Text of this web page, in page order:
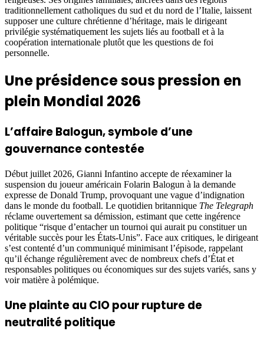
traditionnellement catholiques du sud et du nord de l’Italie, laissent
supposer une culture chrétienne d’héritage, mais le dirigeant
privilégie systématiquement les sujets liés au football et à la
coopération internationale plutôt que les questions de foi
personnelle.
Une présidence sous pression en
plein Mondial 2026
L’affaire Balogun, symbole d’une
gouvernance contestée
Début juillet 2026, Gianni Infantino accepte de réexaminer la
suspension du joueur américain Folarin Balogun à la demande
expresse de Donald Trump, provoquant une vague d’indignation
dans le monde du football. Le quotidien britannique The Telegraph
réclame ouvertement sa démission, estimant que cette ingérence
politique “risque d’entacher un tournoi qui aurait pu constituer un
véritable succès pour les États-Unis”. Face aux critiques, le dirigeant
s’est contenté d’un communiqué minimisant l’épisode, rappelant
qu’il échange régulièrement avec de nombreux chefs d’État et
responsables politiques ou économiques sur des sujets variés, sans y
voir matière à polémique.
Une plainte au CIO pour rupture de
neutralité politique